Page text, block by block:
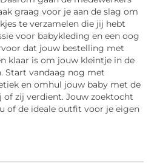
graag voor je aan de slag om
te verzamelen die jij hebt
voor babykleding en een oog
dat jouw bestelling met
klaar is om jouw kleintje in de
Start vandaag nog met
en omhul jouw baby met de
of zij verdient. Jouw zoektocht
of de ideale outfit voor je eigen